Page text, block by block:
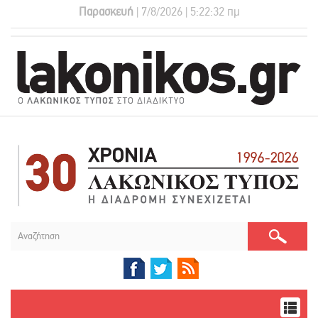
Παρασκευή | 7/8/2026 | 5:22:33 πμ